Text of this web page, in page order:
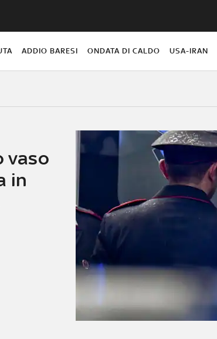
ADDIO BARESI ONDATA DI CALDO USA-IRAN
vaso
in